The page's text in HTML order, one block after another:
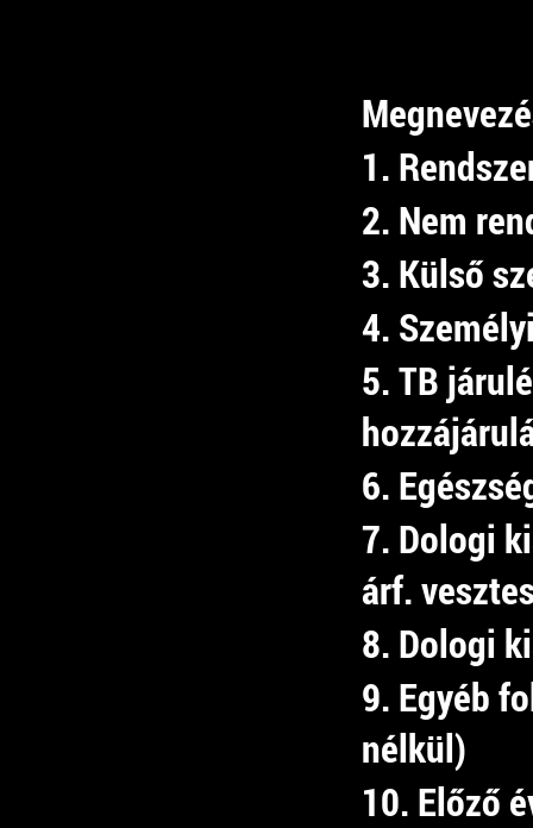
1.
2. Nem
3. Külső
4.
5. TB
6.
7. Dologi
árf.
8. Dologi
9. Egyéb
nélkül)
10. Előző